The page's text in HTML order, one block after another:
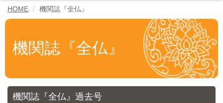
HOME 機関誌『全仏』
機関誌『全仏』
機関誌『全仏』過去号